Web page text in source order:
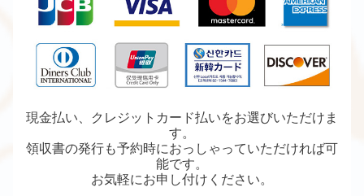
現金払い、クレジットカード払いをお選びいただけま
す。
領収書の発行も予約時におっしゃっていただければ可
能です。
お気軽にお申し付けください。